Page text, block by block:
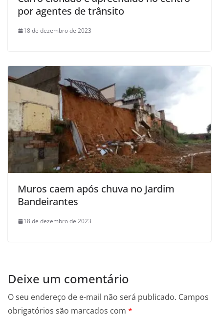
por agentes de trânsito
18 de dezembro de 2023
Muros caem após chuva no Jardim
Bandeirantes
18 de dezembro de 2023
Deixe um comentário
O seu endereço de e-mail não será publicado. Campos
obrigatórios são marcados com *